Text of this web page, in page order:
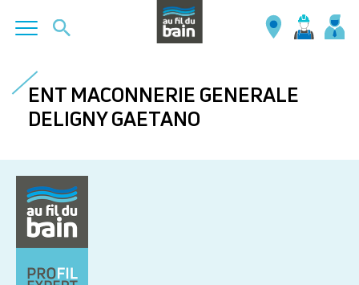
contenu
principal
ENT MACONNERIE GENERALE
DELIGNY GAETANO